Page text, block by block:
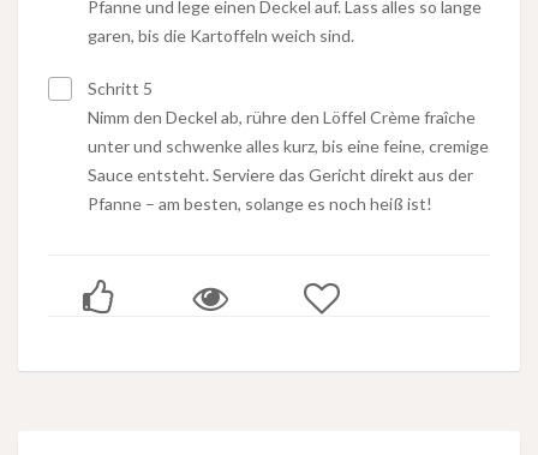
Pfanne und lege einen Deckel auf. Lass alles so lange
garen, bis die Kartoffeln weich sind.
Schritt 5
Nimm den Deckel ab, rühre den Löffel Crème fraîche
unter und schwenke alles kurz, bis eine feine, cremige
Sauce entsteht. Serviere das Gericht direkt aus der
Pfanne – am besten, solange es noch heiß ist!